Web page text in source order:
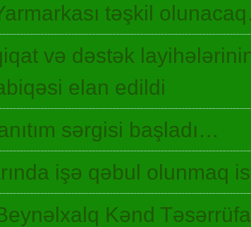
təşkil
və dəstək
elan edildi
sərgisi başladı…
işə qəbul olunmaq
Kənd